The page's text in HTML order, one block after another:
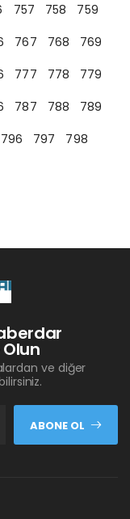
757 758
759
767 768
769
777 778
779
787 788
789
796 797 798
ve diğer
ABONE OL